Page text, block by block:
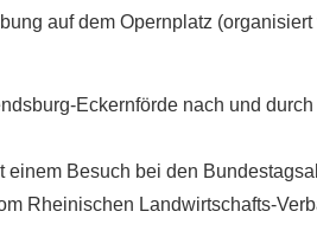
auf dem Opernplatz
Eckernförde nach und
einem Besuch bei den
Rheinischen Landwirtschafts-